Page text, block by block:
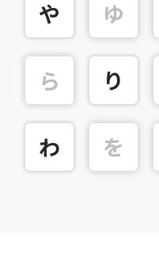
や ゆ
ら り
わ を